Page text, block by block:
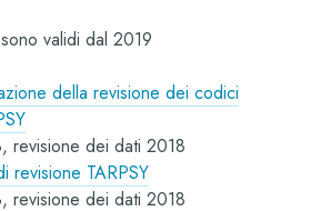
validi dal 2019
della revisione dei codici
revisione dei dati 2018
revisione TARPSY
revisione dei dati 2018